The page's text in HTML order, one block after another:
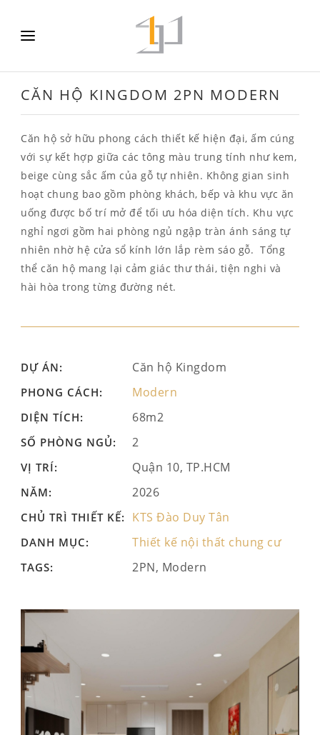
CĂN HỘ KINGDOM 2PN MODERN
Căn hộ sở hữu phong cách thiết kế hiện đại, ấm cúng
với sự kết hợp giữa các tông màu trung tính như kem,
beige cùng sắc ấm của gỗ tự nhiên. Không gian sinh
hoạt chung bao gồm phòng khách, bếp và khu vực ăn
uống được bố trí mở để tối ưu hóa diện tích. Khu vực
nghỉ ngơi gồm hai phòng ngủ ngập tràn ánh sáng tự
nhiên nhờ hệ cửa sổ kính lớn lắp rèm sáo gỗ. Tổng
thể căn hộ mang lại cảm giác thư thái, tiện nghi và
hài hòa trong từng đường nét.
DỰ ÁN: Căn hộ Kingdom
PHONG CÁCH: Modern
DIỆN TÍCH: 68m2
SỐ PHÒNG NGỦ: 2
VỊ TRÍ: Quận 10, TP.HCM
NĂM: 2026
CHỦ TRÌ THIẾT KẾ: KTS Đào Duy Tân
DANH MỤC: Thiết kế nội thất chung cư
TAGS: 2PN, Modern